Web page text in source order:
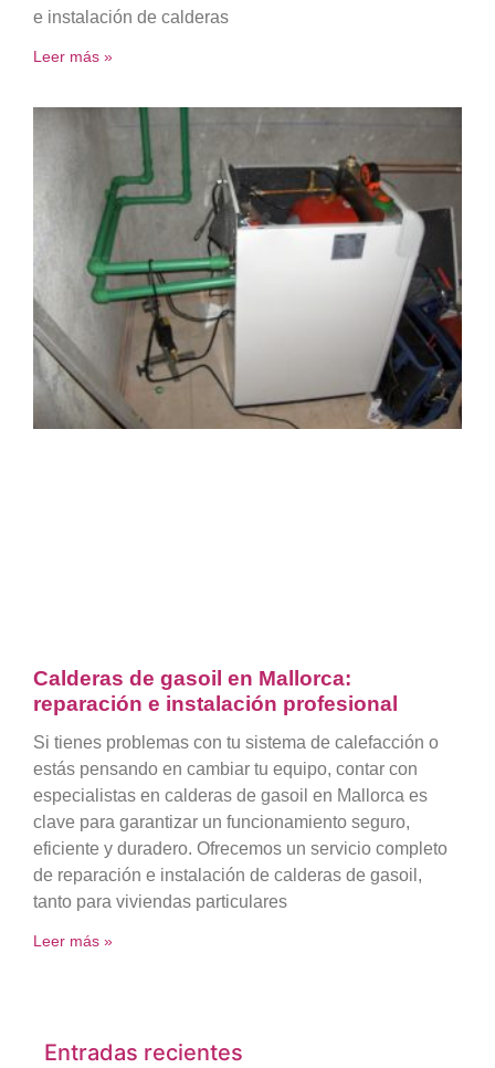
e instalación de calderas
Leer más »
Calderas de gasoil en Mallorca:
reparación e instalación profesional
Si tienes problemas con tu sistema de calefacción o
estás pensando en cambiar tu equipo, contar con
especialistas en calderas de gasoil en Mallorca es
clave para garantizar un funcionamiento seguro,
eficiente y duradero. Ofrecemos un servicio completo
de reparación e instalación de calderas de gasoil,
tanto para viviendas particulares
Leer más »
Entradas recientes